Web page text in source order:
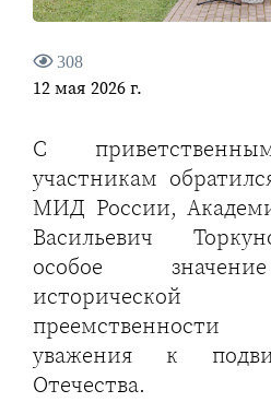
308
12 мая 2026 г.
С
участникам
МИД России,
Васильевич
особое
уважения к
Отечества.